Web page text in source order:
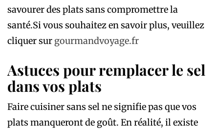
savourer des plats sans compromettre la
santé.Si vous souhaitez en savoir plus, veuillez
cliquer sur gourmandvoyage.fr
Astuces pour remplacer le sel
dans vos plats
Faire cuisiner sans sel ne signifie pas que vos
plats manqueront de goût. En réalité, il existe